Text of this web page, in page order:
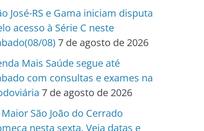
José-RS e Gama iniciam disputa
acesso à Série C neste
08) 7 de agosto de 2026
Mais Saúde segue até
com consultas e exames na
7 de agosto de 2026
São João do Cerrado
nesta sexta. Veja datas e